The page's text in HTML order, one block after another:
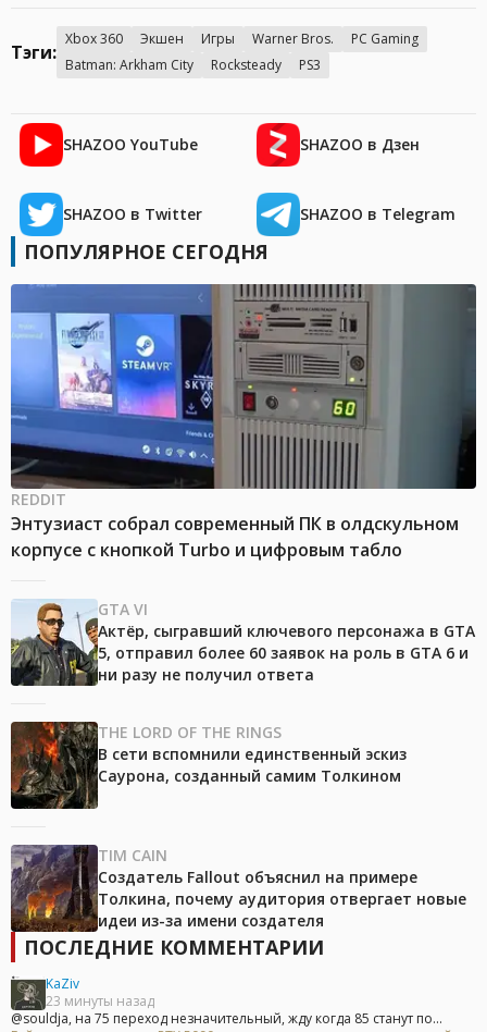
Тэги:
Xbox 360 Экшен Игры Warner Bros.
PC Gaming
Batman: Arkham City
Rocksteady PS3
SHAZOO YouTube SHAZOO в Дзен
SHAZOO в Twitter SHAZOO в Telegram
ПОПУЛЯРНОЕ СЕГОДНЯ
REDDIT
Энтузиаст собрал современный ПК в олдскульном
корпусе с кнопкой Turbo и цифровым табло
GTA VI
Актёр, сыгравший ключевого персонажа в GTA
5, отправил более 60 заявок на роль в GTA 6 и
ни разу не получил ответа
THE LORD OF THE RINGS
В сети вспомнили единственный эскиз
Саурона, созданный самим Толкином
TIM CAIN
Создатель Fallout объяснил на примере
Толкина, почему аудитория отвергает новые
идеи из-за имени создателя
ПОСЛЕДНИЕ КОММЕНТАРИИ
KaZiv
23 минуты назад
@souldja, на 75 переход незначительный, жду когда 85 станут по...